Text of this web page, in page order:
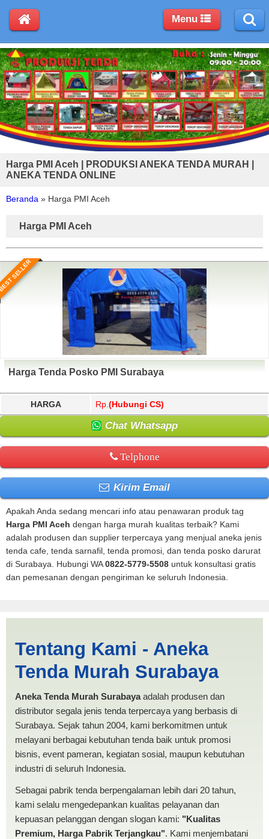
Harga PMI Aceh | PRODUKSI ANEKA TENDA MURAH |
ANEKA TENDA ONLINE
Beranda » Harga PMI Aceh
Harga PMI Aceh
SELLER
Harga Tenda Posko PMI Surabaya
HARGA Rp. (Hubungi CS)
Chat Whatsapp
Telphone
Kirim Email
Apakah Anda sedang mencari info atau penawaran produk tag
Harga PMI Aceh dengan harga murah kualitas terbaik? Kami
adalah produsen dan supplier terpercaya yang menjual aneka jenis
tenda cafe, tenda sarnafil, tenda promosi, dan tenda posko darurat
di Surabaya. Hubungi WA0822-5779-5508 untuk konsultasi gratis
dan pemesanan dengan pengiriman ke seluruh Indonesia.
ANEKA TENDA MURAH
Tentang Kami - Aneka
Tenda Murah Surabaya
Aneka Tenda Murah Surabayaadalah produsen dan
distributor segala jenis tenda terpercaya yang berbasis di
Surabaya. Sejak tahun 2004, kami berkomitmen untuk
melayani berbagai kebutuhan tenda baik untuk promosi
bisnis, event pameran, kegiatan sosial, maupun kebutuhan
industri di seluruh Indonesia.
Sebagai pabrik tenda berpengalaman lebih dari 20 tahun,
kami selalu mengedepankan kualitas pelayanan dan
kepuasan pelanggan dengan slogan kami: "Kualitas
Premium, Harga Pabrik Terjangkau". Kami menjembatani
Menu